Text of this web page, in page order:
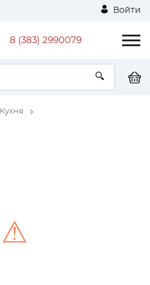
Войти
8 (383) 2990079
Кухня
⚠